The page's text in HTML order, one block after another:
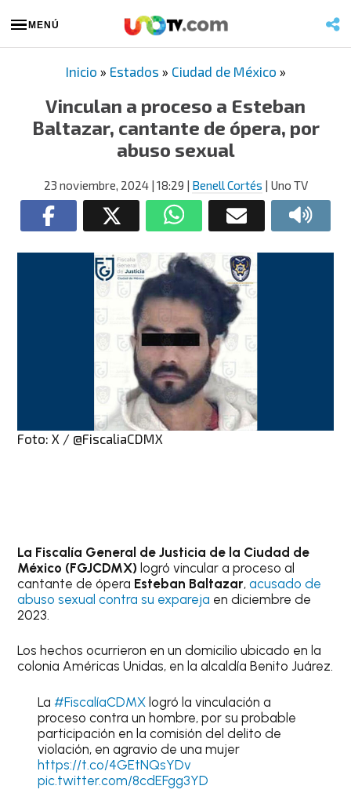
MENÚ
Inicio » Estados » Ciudad de México »
Vinculan a proceso a Esteban
Baltazar, cantante de ópera, por
abuso sexual
23 noviembre, 2024| 18:29 | Benell Cortés | Uno TV
Foto: X / @FiscaliaCDMX
La Fiscalía General de Justicia de la Ciudad de
México (FGJCDMX) logró vincular a proceso al
cantante de ópera Esteban Baltazar,acusado de
abuso sexual contra su expareja en diciembre de
2023.
Los hechos ocurrieron en un domicilio ubicado en la
colonia Américas Unidas, en la alcaldía Benito Juárez.
La #FiscalíaCDMXlogró la vinculación a
proceso contra un hombre, por su probable
participación en la comisión del delito de
violación, en agravio de una mujer
https://t.co/4GEtNQsYDv
pic.twitter.com/8cdEFgg3YD